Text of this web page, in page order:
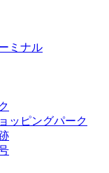
ミナル
ッピングパーク